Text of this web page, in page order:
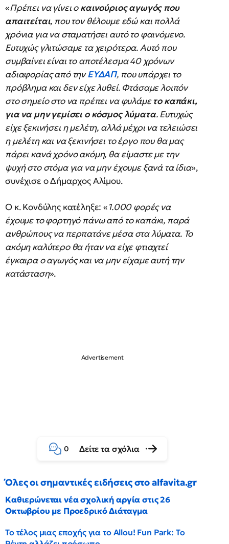
«Πρέπει να γίνει οκαινούριος αγωγός που
απαιτείται, που τον θέλουμε εδώ και πολλά
χρόνια για να σταματήσει αυτό το φαινόμενο.
Ευτυχώς γλιτώσαμε τα χειρότερα. Αυτό που
συμβαίνει είναι το αποτέλεσμα 40 χρόνων
αδιαφορίας από την ΕΥΔΑΠ, που υπάρχει το
πρόβλημα και δεν είχε λυθεί. Φτάσαμε λοιπόν
στο σημείο στο να πρέπει να φυλάμετο καπάκι,
για να μην γεμίσει ο κόσμος λύματα. Ευτυχώς
είχε ξεκινήσει η μελέτη, αλλά μέχρι να τελειώσει
η μελέτη και να ξεκινήσει το έργο που θα μας
πάρει κανά χρόνο ακόμη, θα είμαστε με την
ψυχή στο στόμα για να μην έχουμε ξανά τα ίδια»,
συνέχισε ο Δήμαρχος Αλίμου.
Ο κ. Κονδύλης κατέληξε: «1.000 φορές να
έχουμε το φορτηγό πάνω από το καπάκι, παρά
ανθρώπους να περπατάνε μέσα στα λύματα. Το
ακόμη καλύτερο θα ήταν να είχε φτιαχτεί
έγκαιρα ο αγωγός και να μην είχαμε αυτή την
κατάσταση».
0 Δείτε τα σχόλια
Όλες οι σημαντικές ειδήσεις στο alfavita.gr
Καθιερώνεται νέα σχολική αργία στις 26
Οκτωβρίου με Προεδρικό Διάταγμα
Το τέλος μιας εποχής για το Allou! Fun Park: Το